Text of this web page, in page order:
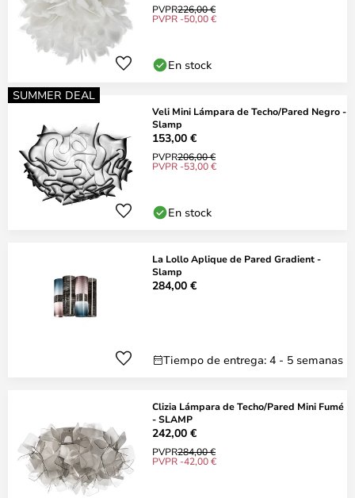
PVPR226,00 €
PVPR -50,00 €
En stock
SUMMER DEAL
Veli Mini Lámpara de Techo/Pared Negro -
Slamp
153,00 €
PVPR206,00 €
PVPR -53,00 €
En stock
La Lollo Aplique de Pared Gradient -
Slamp
284,00 €
Tiempo de entrega: 4 - 5 semanas
Clizia Lámpara de Techo/Pared Mini Fumé
- SLAMP
242,00 €
PVPR284,00 €
PVPR -42,00 €